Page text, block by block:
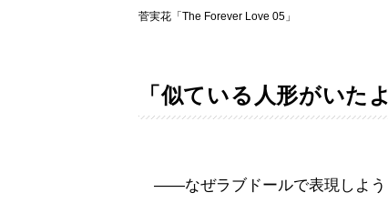
菅実花「The Forever Love 05」
「似ている人形がいた
――なぜラブドールで表現しよう